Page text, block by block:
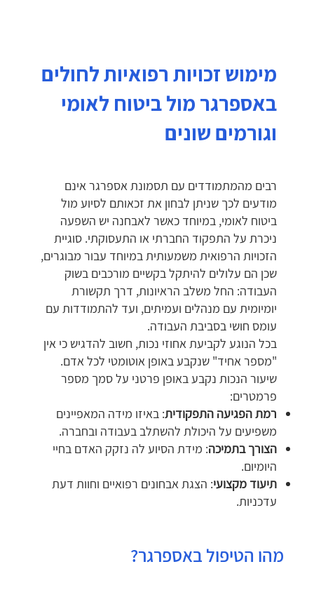
מימוש זכויות רפואיות לחולים
באספרגר מול ביטוח לאומי
וגורמים שונים
רבים מהמתמודדים עם תסמונת אספרגר אינם
מודעים לכך שניתן לבחון את זכאותם לסיוע מול
ביטוח לאומי, במיוחד כאשר לאבחנה יש השפעה
ניכרת על התפקוד החברתי או התעסוקתי. סוגיית
הזכויות הרפואית משמעותית במיוחד עבור מבוגרים,
שכן הם עלולים להיתקל בקשיים מורכבים בשוק
העבודה: החל משלב הראיונות, דרך תקשורת
יומיומית עם מנהלים ועמיתים, ועד להתמודדות עם
עומס חושי בסביבת העבודה.
בכל הנוגע לקביעת אחוזי נכות, חשוב להדגיש כי אין
"מספר אחיד" שנקבע באופן אוטומטי לכל אדם.
שיעור הנכות נקבע באופן פרטני על סמך מספר
פרמטרים:
רמת הפגיעה התפקודית: באיזו מידה המאפיינים
משפיעים על היכולת להשתלב בעבודה ובחברה.
הצורך בתמיכה: מידת הסיוע לה נזקק האדם בחיי
היומיום.
תיעוד מקצועי: הצגת אבחונים רפואיים וחוות דעת
עדכניות.
מהו הטיפול באספרגר?